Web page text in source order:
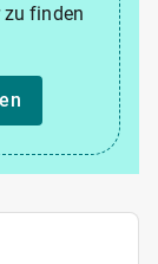
zu finden